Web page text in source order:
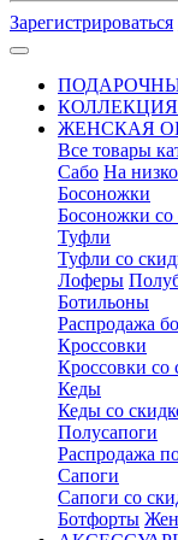
Зарегистрироваться
КОЛЛЕКЦИЯ
ЖЕНСКАЯ
Все товары
Сабо На
Босоножки
Босоножки со
Туфли
Туфли со
Лоферы
Ботильоны
Распродажа
Кроссовки
Кроссовки со
Кеды
Кеды со
Полусапоги
Распродажа
Сапоги
Сапоги со
Ботфорты